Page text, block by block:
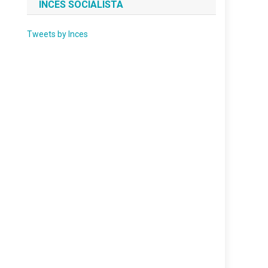
INCES SOCIALISTA
Tweets by Inces